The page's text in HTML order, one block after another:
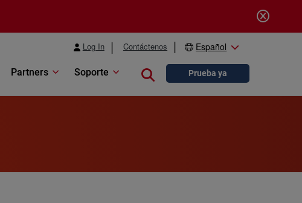
Log In Contáctenos Español
Partners Soporte Close searchPrueba ya